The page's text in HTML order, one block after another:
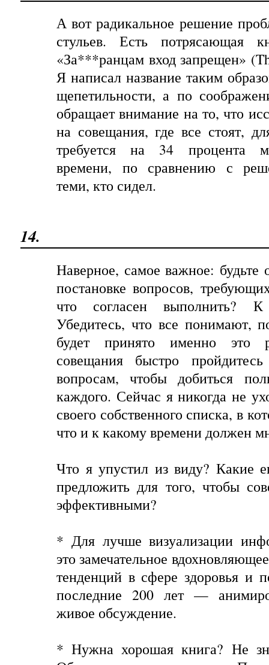
А вот радикальное решение
стульев. Есть потрясающая
«За***ранцам вход запрещен»
Я написал название таким
щепетильности, а по
обращает внимание на то, что
на совещания, где все стоят,
требуется на 34 процента
времени, по сравнению с
теми, кто сидел.
14.
Наверное, самое важное: будьте
постановке вопросов,
что согласен выполнить?
Убедитесь, что все понимают,
будет принято именно это
совещания быстро
вопросам, чтобы добиться
каждого. Сейчас я никогда не
своего собственного списка, в
что и к какому времени должен
Что я упустил из виду? Какие
предложить для того, чтобы
эффективными?
* Для лучше визуализации
это замечательное
тенденций в сфере здоровья и
последние 200 лет —
живое обсуждение.
* Нужна хорошая книга? Не